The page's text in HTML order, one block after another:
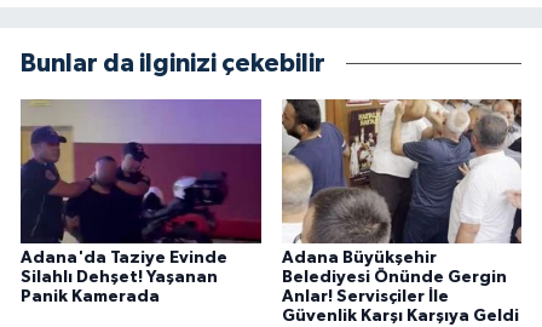
Bunlar da ilginizi çekebilir
Adana'da Taziye Evinde
Silahlı Dehşet! Yaşanan
Panik Kamerada
Adana Büyükşehir
Belediyesi Önünde Gergin
Anlar! Servisçiler İle
Güvenlik Karşı Karşıya Geldi